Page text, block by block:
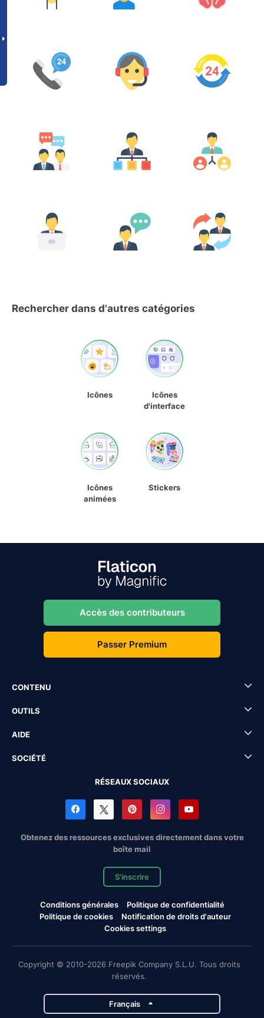
Rechercher dans d'autres catégories
Icônes
Icônes
d'interface
Icônes
animées
Stickers
Accès des contributeurs
Passer Premium
CONTENU
OUTILS
AIDE
SOCIÉTÉ
RÉSEAUX SOCIAUX
Obtenez des ressources exclusives directement dans votre
boîte mail
S'inscrire
Conditions générales
Politique de confidentialité
Politique de cookies
Notification de droits d'auteur
Cookies settings
Copyright © 2010-2026 Freepik Company S.L.U. Tous droits
réservés.
Français